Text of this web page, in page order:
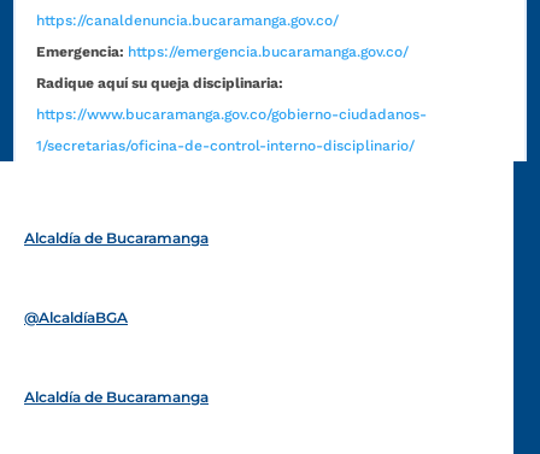
https://canaldenuncia.bucaramanga.gov.co/
Emergencia: https://emergencia.bucaramanga.gov.co/
Radique aquí su queja disciplinaria:
https://www.bucaramanga.gov.co/gobierno-ciudadanos-
1/secretarias/oficina-de-control-interno-disciplinario/
Alcaldía de Bucaramanga
@AlcaldíaBGA
Alcaldía de Bucaramanga